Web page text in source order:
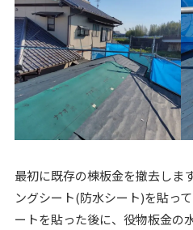
最初に既存の棟板金を撤去しま
ングシート(防水シート)を貼っ
ートを貼った後に、役物板金の